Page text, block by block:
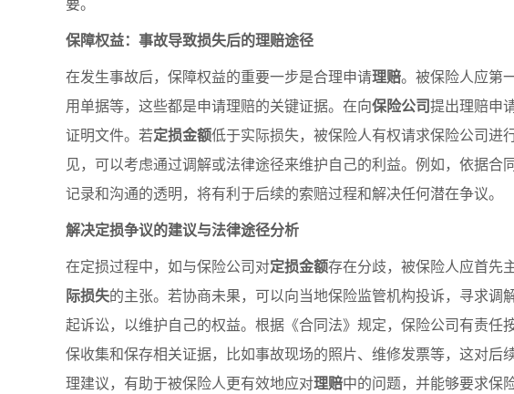
保障权益：事故导致损失后的理赔途径
在发生事故后，保障权益的重要一步是合理申请理赔。被保险人应第
用单据等，这些都是申请理赔的关键证据。在向保险公司提出理赔申
证明文件。若定损金额低于实际损失，被保险人有权请求保险公司进
见，可以考虑通过调解或法律途径来维护自己的利益。例如，依据合
记录和沟通的透明，将有利于后续的索赔过程和解决任何潜在争议。
解决定损争议的建议与法律途径分析
在定损过程中，如与保险公司对定损金额存在分歧，被保险人应首先
际损失的主张。若协商未果，可以向当地保险监管机构投诉，寻求调
起诉讼，以维护自己的权益。根据《合同法》规定，保险公司有责任
保收集和保存相关证据，比如事故现场的照片、维修发票等，这对后
理建议，有助于被保险人更有效地应对理赔中的问题，并能够要求保